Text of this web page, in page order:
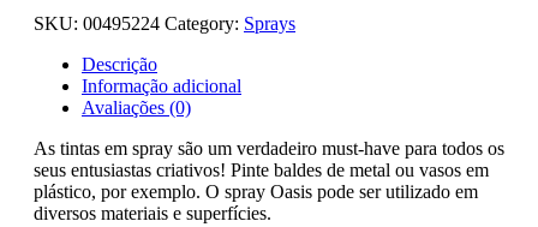
SKU: 00495224 Category: Sprays
Descrição
Informação adicional
Avaliações (0)
As tintas em spray são um verdadeiro must-have para todos os
seus entusiastas criativos! Pinte baldes de metal ou vasos em
plástico, por exemplo. O spray Oasis pode ser utilizado em
diversos materiais e superfícies.